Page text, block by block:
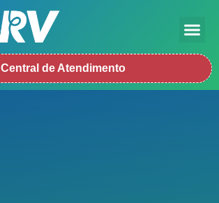
Central de Atendimento